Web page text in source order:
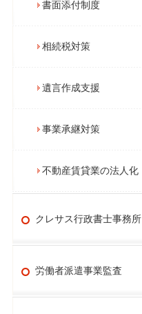
書面添付制度
相続税対策
遺言作成支援
事業承継対策
不動産賃貸業の法人化
クレサス行政書士事務所
労働者派遣事業監査